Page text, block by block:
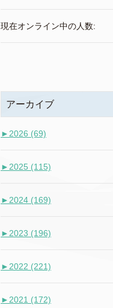
現在オンライン中の人数:
アーカイブ
► 2026 (69)
► 2025 (115)
► 2024 (169)
► 2023 (196)
► 2022 (221)
► 2021 (172)